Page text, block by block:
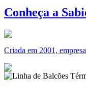
Conheça a
Criada em 2001,